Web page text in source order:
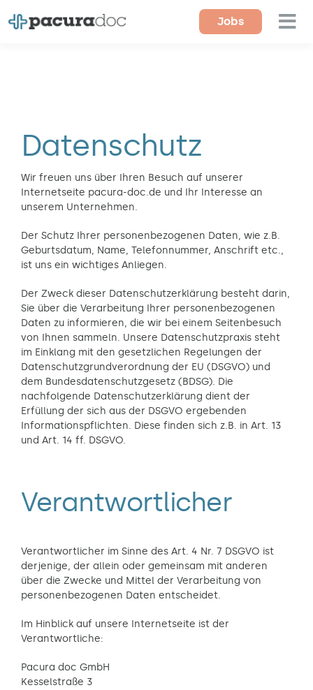
Inhalt
Magazin
Über uns
Kontakt
Jobs
Datenschutz
Wir freuen uns über Ihren Besuch auf unserer
Internetseite pacura-doc.de und Ihr Interesse an
unserem Unternehmen.
Der Schutz Ihrer personenbezogenen Daten, wie z.B.
Geburtsdatum, Name, Telefonnummer, Anschrift etc.,
ist uns ein wichtiges Anliegen.
Der Zweck dieser Datenschutzerklärung besteht darin,
Sie über die Verarbeitung Ihrer personenbezogenen
Daten zu informieren, die wir bei einem Seitenbesuch
von Ihnen sammeln. Unsere Datenschutzpraxis steht
im Einklang mit den gesetzlichen Regelungen der
Datenschutzgrundverordnung der EU (DSGVO) und
dem Bundesdatenschutzgesetz (BDSG). Die
nachfolgende Datenschutzerklärung dient der
Erfüllung der sich aus der DSGVO ergebenden
Informationspflichten. Diese finden sich z.B. in Art. 13
und Art. 14 ff. DSGVO.
Verantwortlicher
Verantwortlicher im Sinne des Art. 4 Nr. 7 DSGVO ist
derjenige, der allein oder gemeinsam mit anderen
über die Zwecke und Mittel der Verarbeitung von
personenbezogenen Daten entscheidet.
Im Hinblick auf unsere Internetseite ist der
Verantwortliche:
Pacura doc GmbH
Kesselstraße 3